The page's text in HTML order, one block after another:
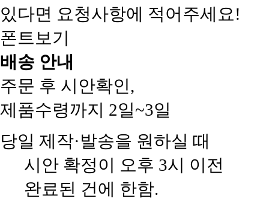
있다면 요청사항에 적어주세요!
폰트보기
배송 안내
주문 후 시안확인,
제품수령까지 2일~3일
당일 제작·발송을 원하실 때
시안 확정이 오후 3시 이전
완료된 건에 한함.